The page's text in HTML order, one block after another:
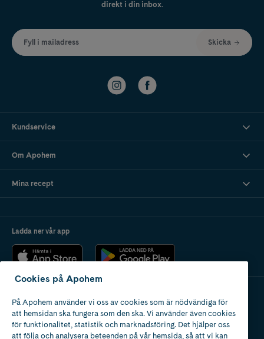
direkt i din inbox.
Fyll i mailadress Skicka
Kundservice
Om Apohem
Mina recept
Ladda ner vår app
Apotek med tillstånd
av Läkemedelsverket
Cookies på Apohem
På Apohem använder vi oss av cookies som är nödvändiga för
att hemsidan ska fungera som den ska. Vi använder även cookies
för funktionalitet, statistik och marknadsföring. Det hjälper oss
att följa och analysera beteenden på vår hemsida, så att vi kan